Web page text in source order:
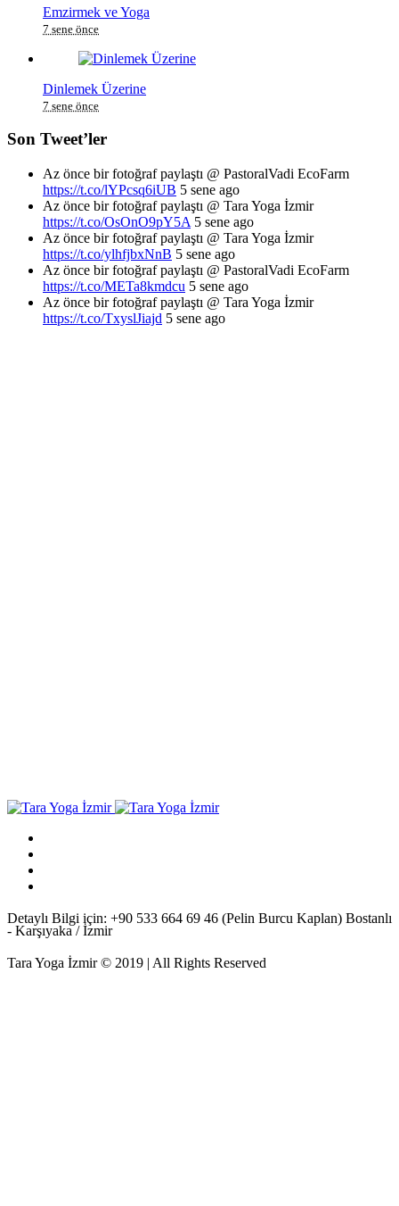
Emzirmek ve Yoga
7 sene önce
Dinlemek Üzerine
7 sene önce
Son Tweet’ler
Az önce bir fotoğraf paylaştı @ PastoralVadi EcoFarm
https://t.co/lYPcsq6iUB 5 sene ago
Az önce bir fotoğraf paylaştı @ Tara Yoga İzmir
https://t.co/OsOnO9pY5A 5 sene ago
Az önce bir fotoğraf paylaştı @ Tara Yoga İzmir
https://t.co/ylhfjbxNnB 5 sene ago
Az önce bir fotoğraf paylaştı @ PastoralVadi EcoFarm
https://t.co/METa8kmdcu 5 sene ago
Az önce bir fotoğraf paylaştı @ Tara Yoga İzmir
https://t.co/TxyslJiajd 5 sene ago
Detaylı Bilgi için: +90 533 664 69 46 (Pelin Burcu Kaplan) Bostanlı
- Karşıyaka / İzmir
Tara Yoga İzmir © 2019 | All Rights Reserved